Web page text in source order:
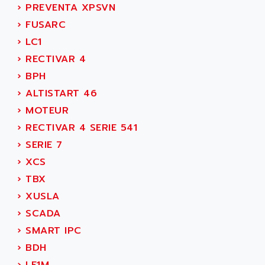
SMC 600
SMC50 / SMC600
SMC25 et SMC35
SMC
PB80
PB400
WS SERIES
984 SERIE
SIMODRIVE
TSX21
15N
AC
AC AUTOMATION
ACARD
ACBEL
ACCES
ACCESS
ACCROSSER
ACCU-SORT SYSTEMS
ACCUTRONICS
ACDC
› PREVENTA XPSVN
› FUSARC
› LC1
› RECTIVAR 4
› BPH
› ALTISTART 46
› MOTEUR
› RECTIVAR 4 SERIE 541
› SERIE 7
› XCS
› TBX
› XUSLA
› SCADA
› SMART IPC
› BDH